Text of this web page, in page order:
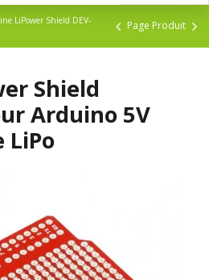
LiPower Shield DEV-
Page Produit
Shield
Arduino 5V
LiPo